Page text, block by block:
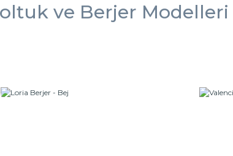
ve Berjer Modelleri